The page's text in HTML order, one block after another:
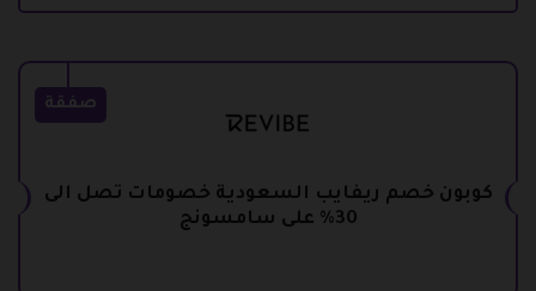
صفقة
كوبون خصم ريفايب السعودية خصومات تصل الى
30% على سامسونج